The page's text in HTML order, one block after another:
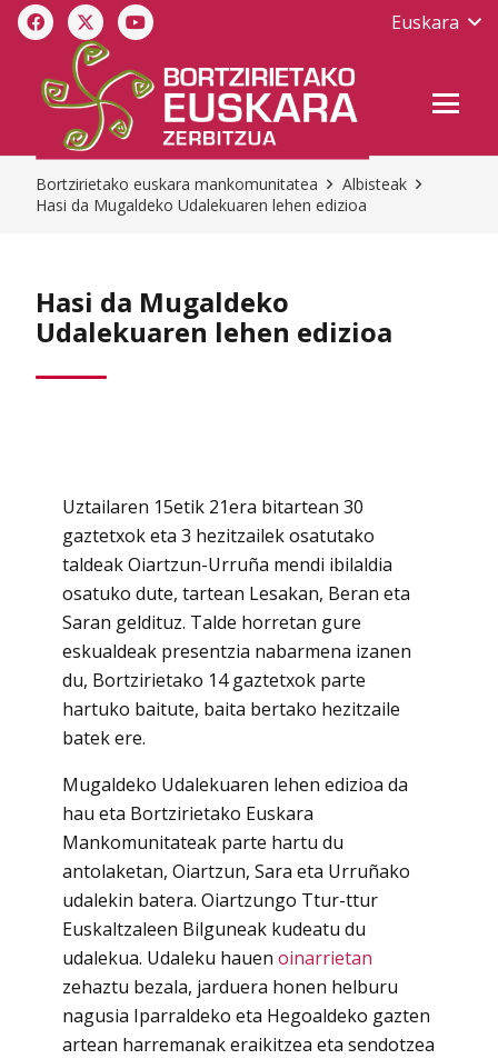
Euskara
Bortzirietako euskara mankomunitatea
Albisteak
Hasi da Mugaldeko Udalekuaren lehen edizioa
Hasi da Mugaldeko
Udalekuaren lehen edizioa
Uztailaren 15etik 21era bitartean 30
gaztetxok eta 3 hezitzailek osatutako
taldeak Oiartzun-Urruña mendi ibilaldia
osatuko dute, tartean Lesakan, Beran eta
Saran geldituz. Talde horretan gure
eskualdeak presentzia nabarmena izanen
du, Bortzirietako 14 gaztetxok parte
hartuko baitute, baita bertako hezitzaile
batek ere.
Mugaldeko Udalekuaren lehen edizioa da
hau eta Bortzirietako Euskara
Mankomunitateak parte hartu du
antolaketan, Oiartzun, Sara eta Urruñako
udalekin batera. Oiartzungo Ttur-ttur
Euskaltzaleen Bilguneak kudeatu du
udalekua. Udaleku hauen oinarrietan
zehaztu bezala, jarduera honen helburu
nagusia Iparraldeko eta Hegoaldeko gazten
artean harremanak eraikitzea eta sendotzea